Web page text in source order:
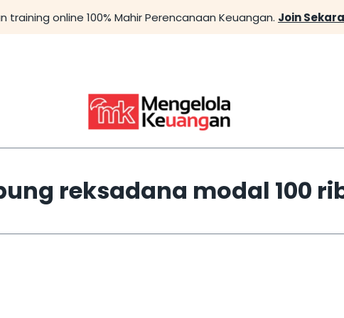
training online 100% Mahir Perencanaan Keuangan. Join
reksadana modal 100